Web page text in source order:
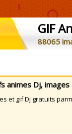
GIF
88065
animes Dj,
et gif Dj gratuits